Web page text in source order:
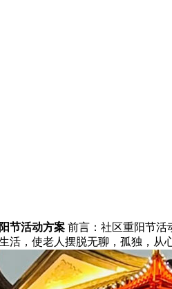
节活动方案 前言：社区重阳节活
活，使老人摆脱无聊，孤独，从